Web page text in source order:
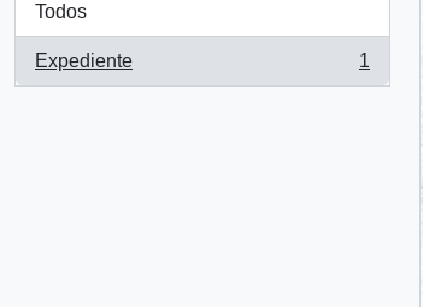
Todos
Expediente
, 1 resultados
1